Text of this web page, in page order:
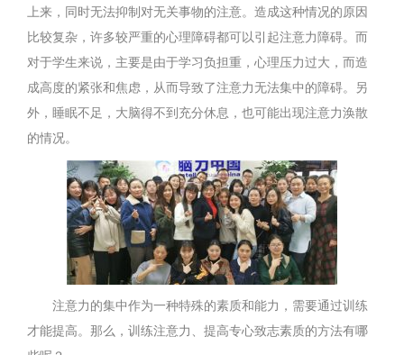
上来，同时无法抑制对无关事物的注意。造成这种情况的原因
比较复杂，许多较严重的心理障碍都可以引起注意力障碍。而
对于学生来说，主要是由于学习负担重，心理压力过大，而造
成高度的紧张和焦虑，从而导致了注意力无法集中的障碍。另
外，睡眠不足，大脑得不到充分休息，也可能出现注意力涣散
的情况。
注意力的集中作为一种特殊的素质和能力，需要通过训练
才能提高。那么，训练注意力、提高专心致志素质的方法有哪